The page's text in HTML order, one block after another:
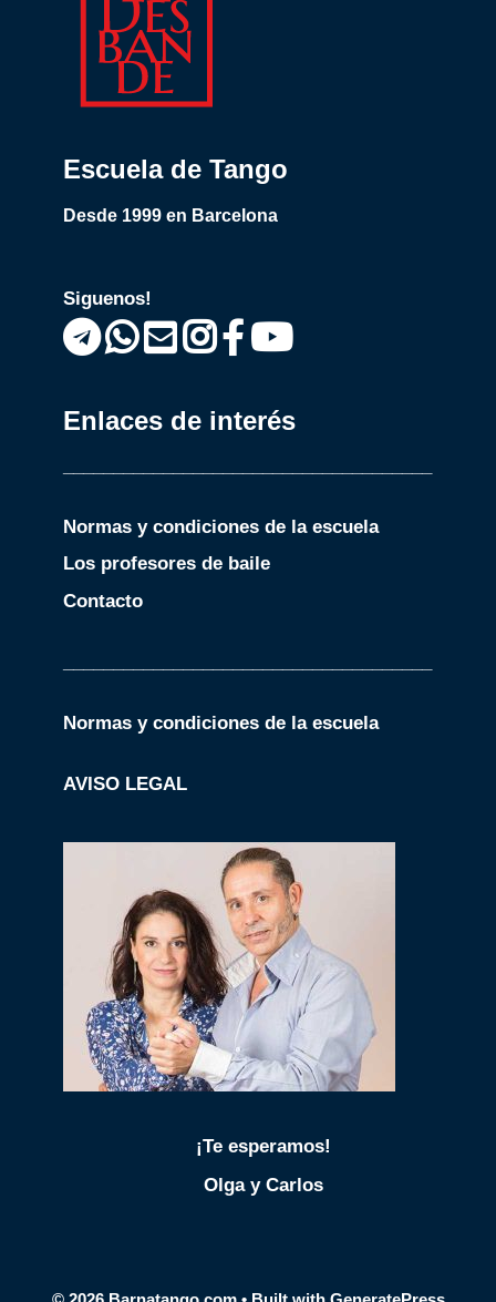
Escuela de Tango
Desde 1999 en Barcelona
Siguenos!
Enlaces de interés
Normas y condiciones de la escuela
Los profesores de baile
Contacto
Normas y condiciones de la escuela
AVISO LEGAL
¡Te esperamos!
Olga y Carlos